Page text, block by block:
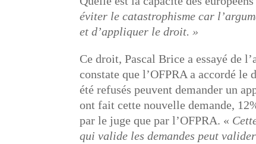
éviter le catastrophisme car
et d’appliquer le droit. »
Ce droit, Pascal Brice a essayé de
constate que l’OFPRA a accordé le
été refusés peuvent demander un
ont fait cette nouvelle demande,
par le juge que par l’OFPRA. «
qui valide les demandes peut